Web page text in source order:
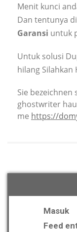
Menit kunci
Dan tentunya
Garansi untuk
Untuk solusi
hilang Silahkan
Sie bezeichnen
ghostwriter
me https://
Masuk
Feed